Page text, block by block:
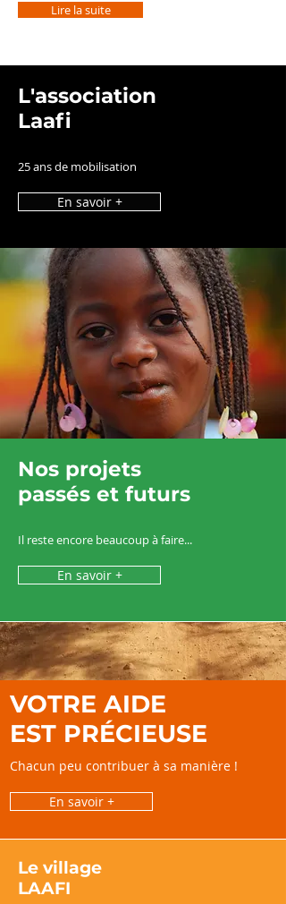
Lire la suite
L'association
Laafi
25 ans de mobilisation
En savoir +
Nos projets
passés et futurs
Il reste encore beaucoup à faire...
En savoir +
VOTRE AIDE
EST PRÉCIEUSE
Chacun peu contribuer à sa manière !
En savoir +
Le village
LAAFI